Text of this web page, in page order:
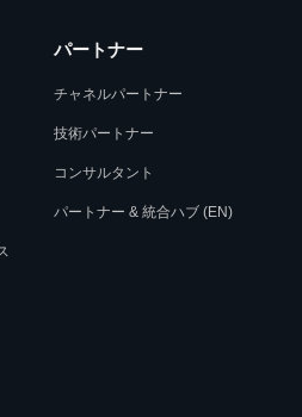
パートナー
チャネルパートナー
技術パートナー
コンサルタント
パートナー & 統合ハブ (EN)